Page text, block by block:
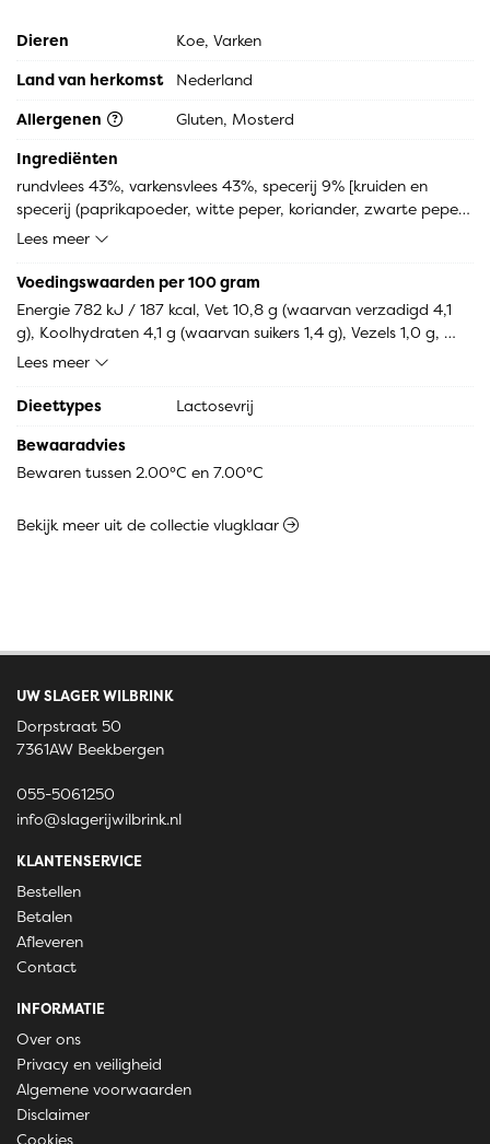
Dieren
Koe, Varken
Land van herkomst
Nederland
Allergenen
Gluten, Mosterd
Ingrediënten
rundvlees 43%, varkensvlees 43%, specerij 9% [kruiden en
specerij (paprikapoeder, witte peper, koriander, zwarte peper,
peterselie, foelie, MOSTERDzaad, gemberpoeder, laurier,
gebakken ui, tomaatpoeder, zout, dextrose, aroma,
plantaardige olie (palm, zonnebloem), paprikagranulaat,
maltodextrine, aardappelzetmeel, gistextract,
gehydrolyseerd eiwit (koolzaad), suiker, knoflookgranulaat,
gejodeerd zout, antioxidant: E300, uipoeder, gebrande
gist, paprikaconcentraat, gebrande suiker, aroma (ui)], water
4%
Lees meer
Voedingswaarden per 100 gram
Energie 782 kJ / 187 kcal, Vet 10,8 g (waarvan verzadigd 4,1
g), Koolhydraten 4,1 g (waarvan suikers 1,4 g), Vezels 1,0 g,
Eiwitten 17,9 g, Zout 1,1 g.
Lees meer
Dieettypes
Lactosevrij
Bewaaradvies
Bewaren tussen 2.00°C en 7.00°C
Bekijk meer uit de collectie vlugklaar
UW SLAGER WILBRINK
Dorpstraat 50
7361AW Beekbergen
055-5061250
info@slagerijwilbrink.nl
KLANTENSERVICE
Bestellen
Betalen
Afleveren
Contact
INFORMATIE
Over ons
Privacy en veiligheid
Algemene voorwaarden
Disclaimer
Cookies